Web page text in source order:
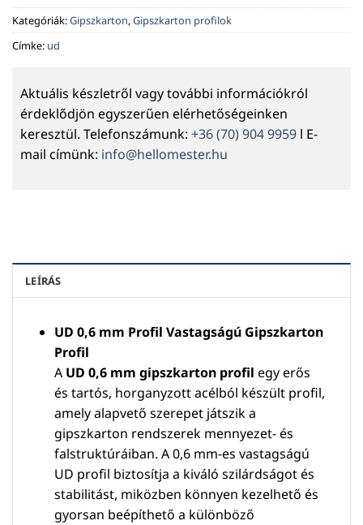
Kategóriák:Gipszkarton,Gipszkarton profilok
Címke: ud
Aktuális készletről vagy további információkról
érdeklődjön egyszerűen elérhetőségeinken
keresztül. Telefonszámunk: +36 (70) 904 9959 l E-
mail címünk: info@hellomester.hu
LEÍRÁS
UD 0,6 mm Profil Vastagságú Gipszkarton
Profil
A UD 0,6 mm gipszkarton profil egy erős
és tartós, horganyzott acélból készült profil,
amely alapvető szerepet játszik a
gipszkarton rendszerek mennyezet- és
falstruktúráiban. A 0,6 mm-es vastagságú
UD profil biztosítja a kiváló szilárdságot és
stabilitást, miközben könnyen kezelhető és
gyorsan beépíthető a különböző